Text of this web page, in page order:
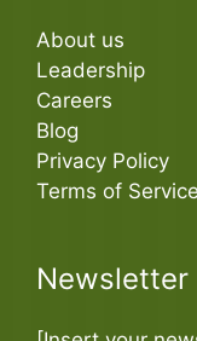
About us
Leadership
Careers
Blog
Privacy Policy
Terms of Service
Newsletter